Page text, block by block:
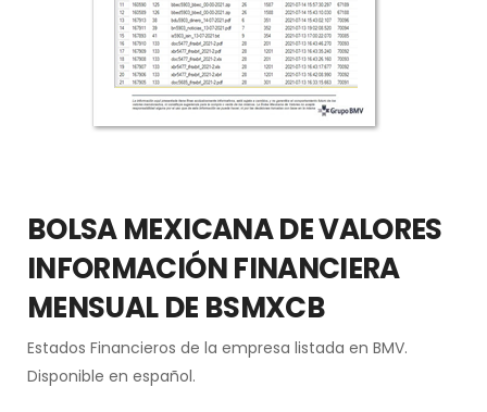
BOLSA MEXICANA DE VALORES
INFORMACIÓN FINANCIERA
MENSUAL DE BSMXCB
Estados Financieros de la empresa listada en BMV.
Disponible en español.